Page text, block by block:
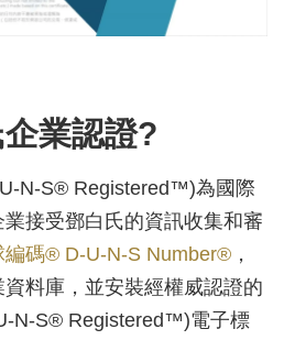
業認證?
N-S® Registered™)為國際
接受鄧白氏的資訊收集和審
編碼® D-U-N-S Number® ，
料庫，並安裝經權威認證的
N-S® Registered™)電子標